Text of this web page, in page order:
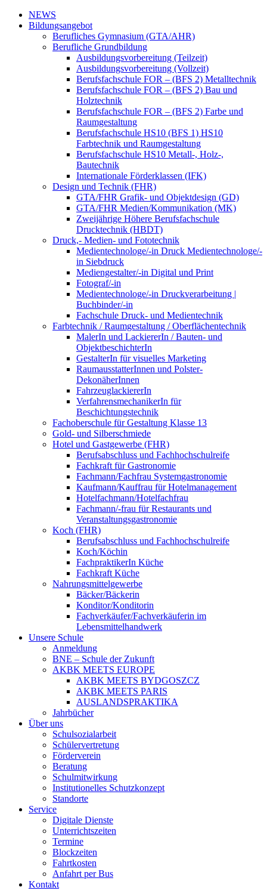
NEWS
Bildungsangebot
Berufliches Gymnasium (GTA/AHR)
Berufliche Grundbildung
Ausbildungsvorbereitung (Teilzeit)
Ausbildungsvorbereitung (Vollzeit)
Berufsfachschule FOR – (BFS 2) Metalltechnik
Berufsfachschule FOR – (BFS 2) Bau und
Holztechnik
Berufsfachschule FOR – (BFS 2) Farbe und
Raumgestaltung
Berufsfachschule HS10 (BFS 1) HS10
Farbtechnik und Raumgestaltung
Berufsfachschule HS10 Metall-, Holz-,
Bautechnik
Internationale Förderklassen (IFK)
Design und Technik (FHR)
GTA/FHR Grafik- und Objektdesign (GD)
GTA/FHR Medien/Kommunikation (MK)
Zweijährige Höhere Berufsfachschule
Drucktechnik (HBDT)
Druck,- Medien- und Fototechnik
Medientechnologe/-in Druck Medientechnologe/-
in Siebdruck
Mediengestalter/-in Digital und Print
Fotograf/-in
Medientechnologe/-in Druckverarbeitung |
Buchbinder/-in
Fachschule Druck- und Medientechnik
Farbtechnik / Raumgestaltung / Oberflächentechnik
MalerIn und LackiererIn / Bauten- und
ObjektbeschichterIn
GestalterIn für visuelles Marketing
RaumausstatterInnen und Polster-
DekonäherInnen
FahrzeuglackiererIn
VerfahrensmechanikerIn für
Beschichtungstechnik
Fachoberschule für Gestaltung Klasse 13
Gold- und Silberschmiede
Hotel und Gastgewerbe (FHR)
Berufsabschluss und Fachhochschulreife
Fachkraft für Gastronomie
Fachmann/Fachfrau Systemgastronomie
Kaufmann/Kauffrau für Hotelmanagement
Hotelfachmann/Hotelfachfrau
Fachmann/-frau für Restaurants und
Veranstaltungsgastronomie
Koch (FHR)
Berufsabschluss und Fachhochschulreife
Koch/Köchin
FachpraktikerIn Küche
Fachkraft Küche
Nahrungsmittelgewerbe
Bäcker/Bäckerin
Konditor/Konditorin
Fachverkäufer/Fachverkäuferin im
Lebensmittelhandwerk
Unsere Schule
Anmeldung
BNE – Schule der Zukunft
AKBK MEETS EUROPE
AKBK MEETS BYDGOSZCZ
AKBK MEETS PARIS
AUSLANDSPRAKTIKA
Jahrbücher
Über uns
Schulsozialarbeit
Schülervertretung
Förderverein
Beratung
Schulmitwirkung
Institutionelles Schutzkonzept
Standorte
Service
Digitale Dienste
Unterrichtszeiten
Termine
Blockzeiten
Fahrtkosten
Anfahrt per Bus
Kontakt